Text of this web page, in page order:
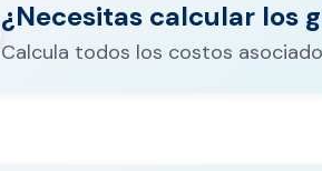
¿Necesitas calcular los
Calcula todos los costos